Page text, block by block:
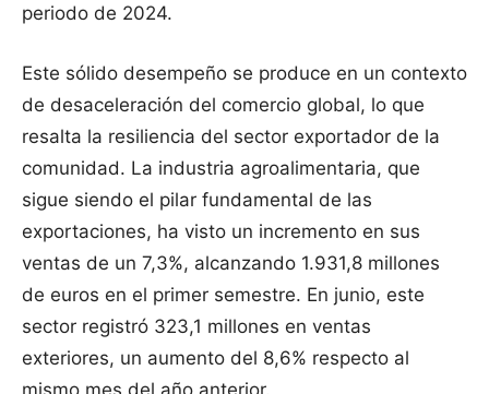
periodo de 2024.
Este sólido desempeño se produce en un contexto
de desaceleración del comercio global, lo que
resalta la resiliencia del sector exportador de la
comunidad. La industria agroalimentaria, que
sigue siendo el pilar fundamental de las
exportaciones, ha visto un incremento en sus
ventas de un 7,3%, alcanzando 1.931,8 millones
de euros en el primer semestre. En junio, este
sector registró 323,1 millones en ventas
exteriores, un aumento del 8,6% respecto al
mismo mes del año anterior.